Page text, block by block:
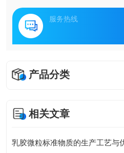
服务热线
产品分类
相关文章
乳胶微粒标准物质的生产工艺与